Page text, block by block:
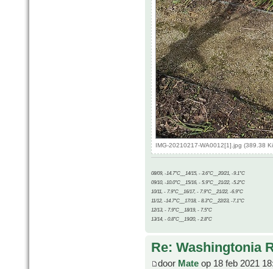
IMG-20210217-WA0012[1].jpg (389.38
08/09, -14.7°C__14/15, - 3.6°C__20/21, -9.1°C
09/10, -10.0°C__15/16, - 5.9°C__21/22, -5.2°C
10/11, - 7.9°C__16/17, - 7.9°C__21/22, -6.9°C
11/12, -14.7°C__17/18, - 8.3°C__22/23, -7.1°C
12/13, - 7.9°C__18/19, - 7.5°C
13/14, - 0.8°C__19/20, - 2.8°C
Re: Washingtonia
door Mate op 18 feb 2021